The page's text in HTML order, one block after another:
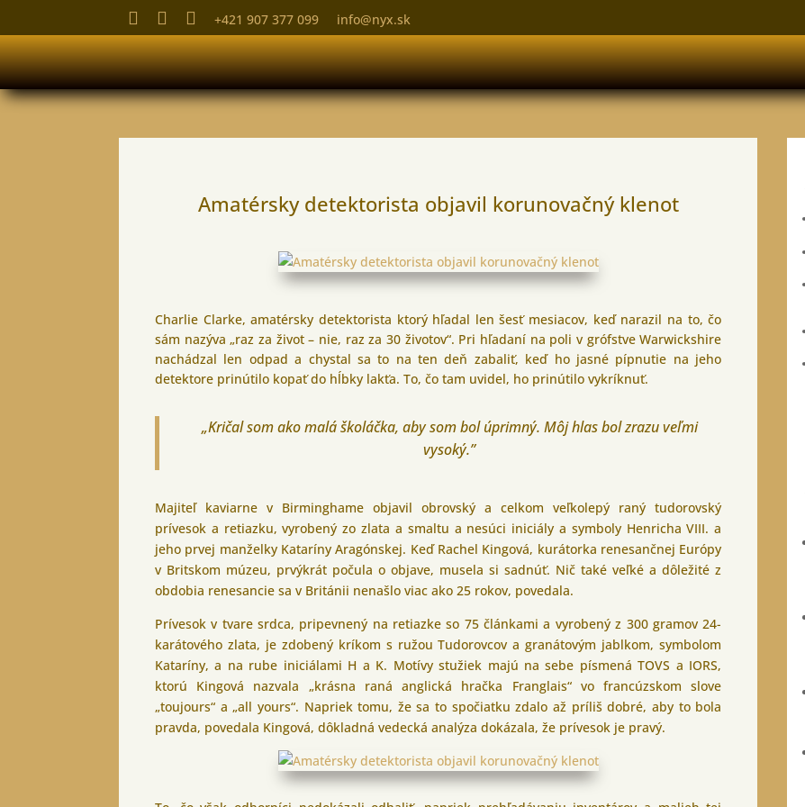
   +421 907 377 099 info@nyx.sk
Amatérsky detektorista objavil korunovačný klenot
Charlie Clarke, amatérsky detektorista ktorý hľadal len šesť mesiacov, keď narazil na to, čo
sám nazýva „raz za život – nie, raz za 30 životov“. Pri hľadaní na poli v grófstve Warwickshire
nachádzal len odpad a chystal sa to na ten deň zabaliť, keď ho jasné pípnutie na jeho
detektore prinútilo kopať do hĺbky lakťa. To, čo tam uvidel, ho prinútilo vykríknuť.
„Kričal som ako malá školáčka, aby som bol úprimný. Môj hlas bol zrazu veľmi
vysoký.”
Majiteľ kaviarne v Birminghame objavil obrovský a celkom veľkolepý raný tudorovský
prívesok a retiazku, vyrobený zo zlata a smaltu a nesúci iniciály a symboly Henricha VIII. a
jeho prvej manželky Kataríny Aragónskej. Keď Rachel Kingová, kurátorka renesančnej Európy
v Britskom múzeu, prvýkrát počula o objave, musela si sadnúť. Nič také veľké a dôležité z
obdobia renesancie sa v Británii nenašlo viac ako 25 rokov, povedala.
Prívesok v tvare srdca, pripevnený na retiazke so 75 článkami a vyrobený z 300 gramov 24-
karátového zlata, je zdobený kríkom s ružou Tudorovcov a granátovým jablkom, symbolom
Kataríny, a na rube iniciálami H a K. Motívy stužiek majú na sebe písmená TOVS a IORS,
ktorú Kingová nazvala „krásna raná anglická hračka Franglais“ vo francúzskom slove
„toujours“ a „all yours“. Napriek tomu, že sa to spočiatku zdalo až príliš dobré, aby to bola
pravda, povedala Kingová, dôkladná vedecká analýza dokázala, že prívesok je pravý.